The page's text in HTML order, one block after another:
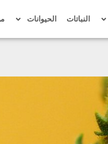
النباتات الحيوانات